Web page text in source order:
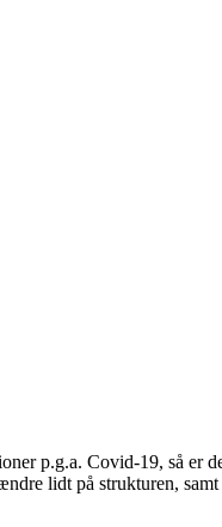
p.g.a. Covid-19, så er
lidt på strukturen,